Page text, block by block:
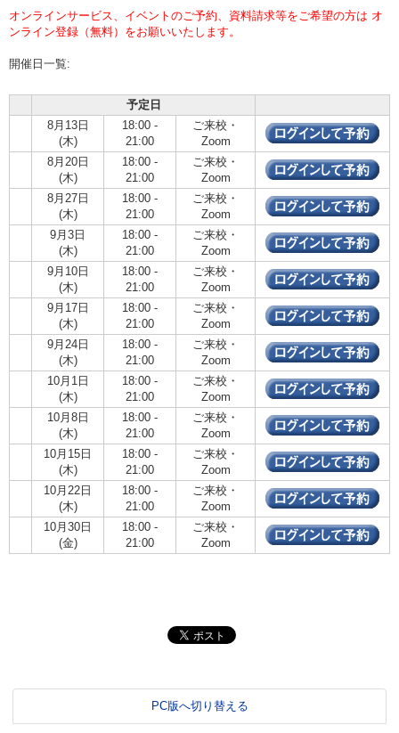
オンラインサービス、イベントのご予約、資料請求等をご希望の方は オ
ンライン登録（無料）をお願いいたします。
開催日一覧:
予定日
8月13日
(木)
18:00 -
21:00
ご来校・
Zoom
8月20日
(木)
18:00 -
21:00
ご来校・
Zoom
8月27日
(木)
18:00 -
21:00
ご来校・
Zoom
9月3日
(木)
18:00 -
21:00
ご来校・
Zoom
9月10日
(木)
18:00 -
21:00
ご来校・
Zoom
9月17日
(木)
18:00 -
21:00
ご来校・
Zoom
9月24日
(木)
18:00 -
21:00
ご来校・
Zoom
10月1日
(木)
18:00 -
21:00
ご来校・
Zoom
10月8日
(木)
18:00 -
21:00
ご来校・
Zoom
10月15日
(木)
18:00 -
21:00
ご来校・
Zoom
10月22日
(木)
18:00 -
21:00
ご来校・
Zoom
10月30日
(金)
18:00 -
21:00
ご来校・
Zoom
PC版へ切り替える